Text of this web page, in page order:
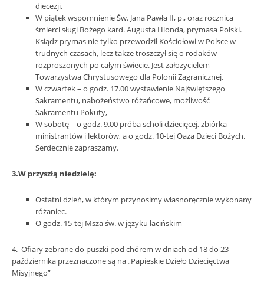
diecezji.
W piątek wspomnienie Św. Jana Pawła II, p., oraz rocznica
śmierci sługi Bożego kard. Augusta Hlonda, prymasa Polski.
Ksiądz prymas nie tylko przewodził Kościołowi w Polsce w
trudnych czasach, lecz także troszczył się o rodaków
rozproszonych po całym świecie. Jest założycielem
Towarzystwa Chrystusowego dla Polonii Zagranicznej.
W czwartek – o godz. 17.00 wystawienie Najświętszego
Sakramentu, nabożeństwo różańcowe, możliwość
Sakramentu Pokuty,
W sobotę – o godz. 9.00 próba scholi dziecięcej, zbiórka
ministrantów i lektorów, a o godz. 10-tej Oaza Dzieci Bożych.
Serdecznie zapraszamy.
3.W przyszłą niedzielę:
Ostatni dzień, w którym przynosimy własnoręcznie wykonany
różaniec.
O godz. 15-tej Msza św. w języku łacińskim
4. Ofiary zebrane do puszki pod chórem w dniach od 18 do 23
października przeznaczone są na „Papieskie Dzieło Dziecięctwa
Misyjnego”